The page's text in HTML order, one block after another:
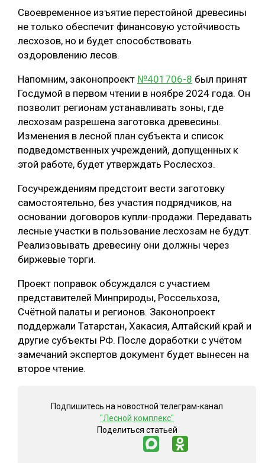
Своевременное изъятие перестойной древесины
не только обеспечит финансовую устойчивость
лесхозов, но и будет способствовать
оздоровлению лесов.
Напомним, законопроект №401706-8 был принят
Госдумой в первом чтении в ноябре 2024 года. Он
позволит регионам устанавливать зоны, где
лесхозам разрешена заготовка древесины.
Изменения в лесной план субъекта и список
подведомственных учреждений, допущенных к
этой работе, будет утверждать Рослесхоз.
Госучреждениям предстоит вести заготовку
самостоятельно, без участия подрядчиков, на
основании договоров купли-продажи. Передавать
лесные участки в пользование лесхозам не будут.
Реализовывать древесину они должны через
биржевые торги.
Проект поправок обсуждался с участием
представителей Минприроды, Россельхоза,
Счётной палаты и регионов. Законопроект
поддержали Татарстан, Хакасия, Алтайский край и
другие субъекты РФ. После доработки с учётом
замечаний экспертов документ будет вынесен на
второе чтение.
Подпишитесь на новостной телеграм-канал
"Лесной комплекс"
Поделиться статьей